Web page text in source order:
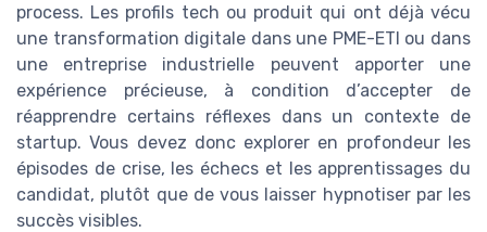
process. Les profils tech ou produit qui ont déjà vécu
une transformation digitale dans une PME-ETI ou dans
une entreprise industrielle peuvent apporter une
expérience précieuse, à condition d’accepter de
réapprendre certains réflexes dans un contexte de
startup. Vous devez donc explorer en profondeur les
épisodes de crise, les échecs et les apprentissages du
candidat, plutôt que de vous laisser hypnotiser par les
succès visibles.